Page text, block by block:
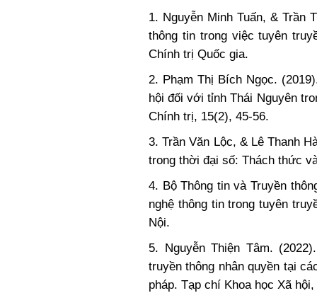
1. Nguyễn Minh Tuấn, & Trần
thông tin trong việc tuyên
Chính trị Quốc gia.
2. Phạm Thị Bích Ngọc.
hội đối với tỉnh Thái Nguyên
Chính trị, 15(2), 45-56.
3. Trần Văn Lộc, & Lê Thanh
trong thời đại số: Thách thức
4. Bộ Thông tin và Truyền
nghệ thông tin trong tuyên
Nội.
5. Nguyễn Thiện Tâm.
truyền thông nhân quyền tại
pháp. Tạp chí Khoa học Xã